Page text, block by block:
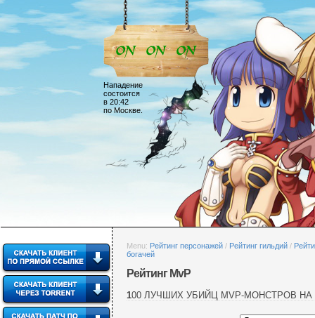
Нападение
состоится
в 20:42
по Москве.
Menu: Рейтинг персонажей / Рейтинг гильдий /
богачей
Рейтинг MvP
100 ЛУЧШИХ УБИЙЦ MVP-МОНСТРОВ НА